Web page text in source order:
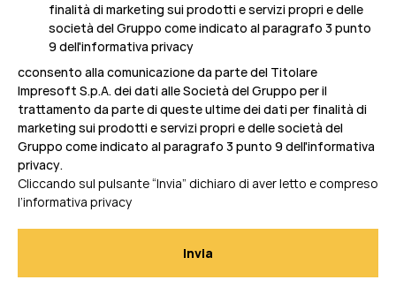
finalità di marketing sui prodotti e servizi propri e delle
società del Gruppo come indicato al paragrafo 3 punto
9 dell'informativa privacy
cconsento alla comunicazione da parte del Titolare
Impresoft S.p.A. dei dati alle Società del Gruppo per il
trattamento da parte di queste ultime dei dati per finalità di
marketing sui prodotti e servizi propri e delle società del
Gruppo come indicato al paragrafo 3 punto 9 dell'informativa
privacy.
Cliccando sul pulsante “Invia” dichiaro di aver letto e compreso
l’informativa privacy